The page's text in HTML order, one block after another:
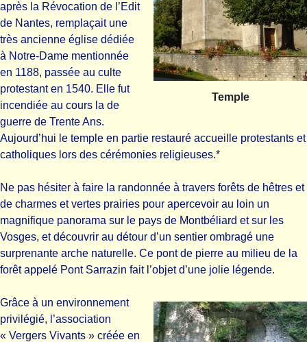
Temple
après la Révocation de l’Edit
de Nantes, remplaçait une
très ancienne église dédiée
à Notre-Dame mentionnée
en 1188, passée au culte
protestant en 1540. Elle fut
incendiée au cours la de
guerre de Trente Ans.
Aujourd’hui le temple en partie restauré accueille protestants et
catholiques lors des cérémonies religieuses.*
Ne pas hésiter à faire la randonnée à travers forêts de hêtres et
de charmes et vertes prairies pour apercevoir au loin un
magnifique panorama sur le pays de Montbéliard et sur les
Vosges, et découvrir au détour d’un sentier ombragé une
surprenante arche naturelle. Ce pont de pierre au milieu de la
forêt appelé Pont Sarrazin fait l’objet d’une jolie légende.
Grâce à un environnement
privilégié, l’association
« Vergers Vivants » créée en